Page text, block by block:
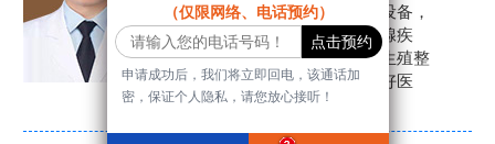
运用国内外先进的医学技术和设备，
科学诊疗各类阳痿早泄、前列腺疾
病、射精障碍、性病、HPV、生殖整
形等疾病，是患者非常信赖的好医
生。
（仅限网络、电话预约）
申请成功后，我们将立即回电，该通话加
密，保证个人隐私，请您放心接听！